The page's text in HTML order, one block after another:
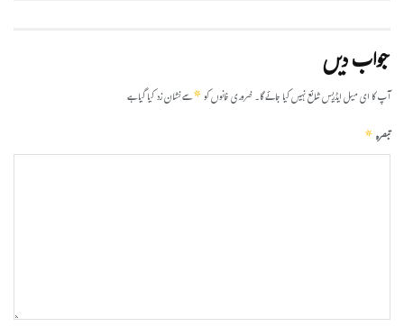
جواب دیں
آپ کا ای میل ایڈریس شائع نہیں کیا جائے گا۔ضروری خانوں کو*سے نشان زد کیا گیا ہے
تبصرہ*